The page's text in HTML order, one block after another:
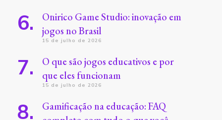
Onirico Game Studio: inovação em
jogos no Brasil
15 de julho de 2026
O que são jogos educativos e por
que eles funcionam
15 de julho de 2026
Gamificação na educação: FAQ